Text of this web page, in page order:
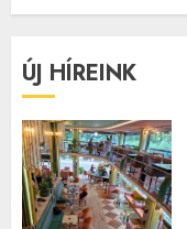
ÚJ HÍREINK